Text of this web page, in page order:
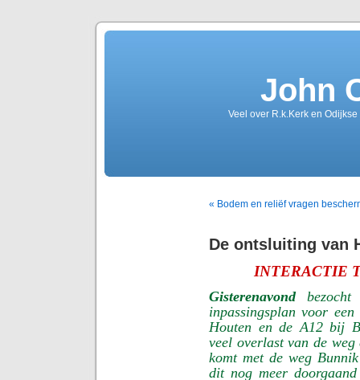
John
Veel over R.k.Kerk en
« Bodem en reliëf vragen
De ontsluiting van
INTERACTIE
Gisterenavondbezocht
inpassingsplan voor
Houten en de A12 bij
veel overlast van de
komt met de weg
dit nog meer